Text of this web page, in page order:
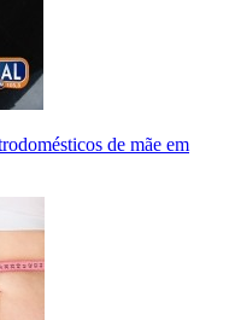
de mãe em